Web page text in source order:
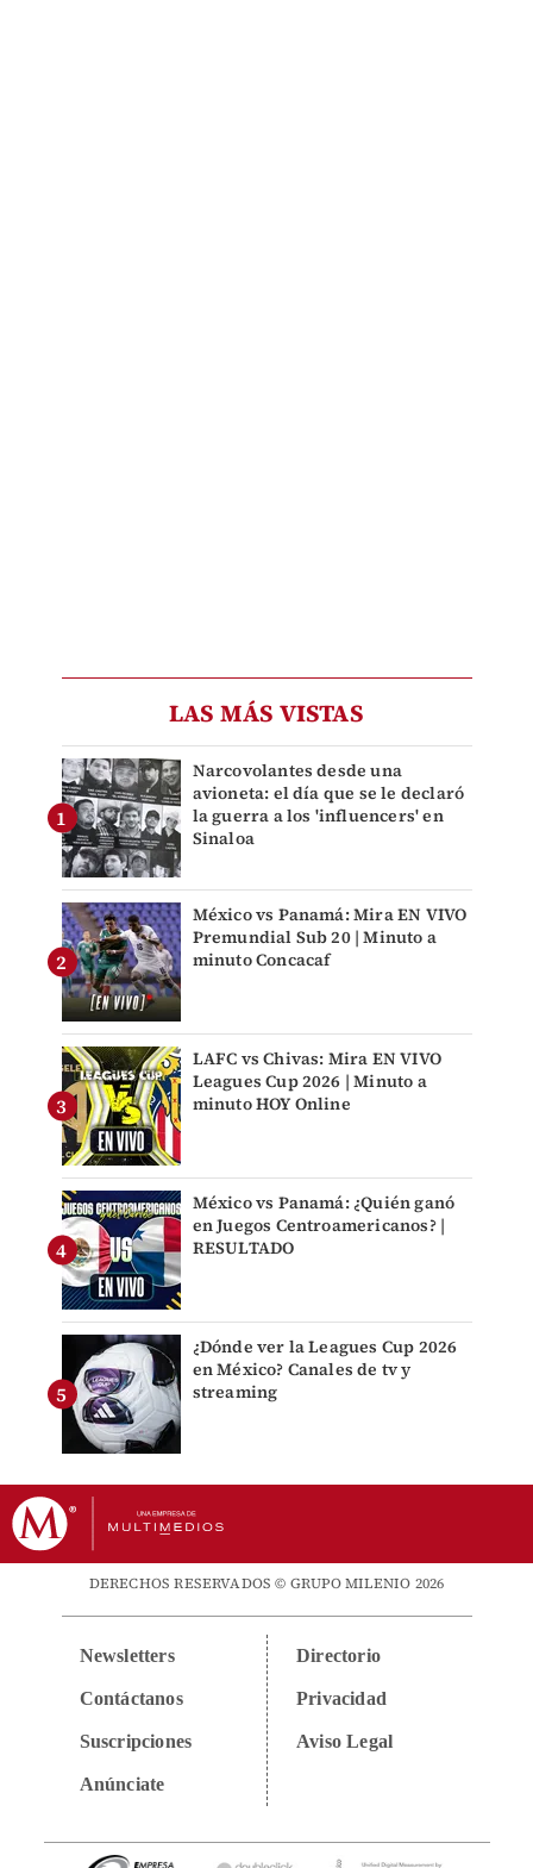
LAS MÁS VISTAS
Narcovolantes desde una
avioneta: el día que se le declaró
la guerra a los 'influencers' en
Sinaloa
México vs Panamá: Mira EN VIVO
Premundial Sub 20 | Minuto a
minuto Concacaf
LAFC vs Chivas: Mira EN VIVO
Leagues Cup 2026 | Minuto a
minuto HOY Online
México vs Panamá: ¿Quién ganó
en Juegos Centroamericanos? |
RESULTADO
¿Dónde ver la Leagues Cup 2026
en México? Canales de tv y
streaming
DERECHOS RESERVADOS © GRUPO MILENIO 2026
Newsletters
Contáctanos
Suscripciones
Anúnciate
Directorio
Privacidad
Aviso Legal